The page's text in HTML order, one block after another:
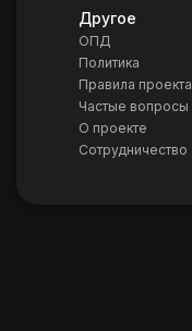
Другое
ОПД
Политика
Правила проекта
Частые вопросы
О проекте
Сотрудничество